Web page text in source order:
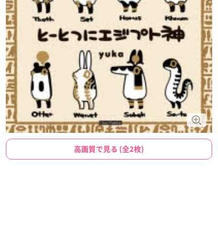
高画質で見る (全2枚)